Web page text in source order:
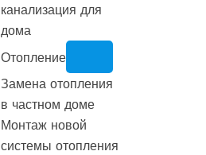
канализация для
дома
Отопление
Замена отопления
в частном доме
Монтаж новой
системы отопления